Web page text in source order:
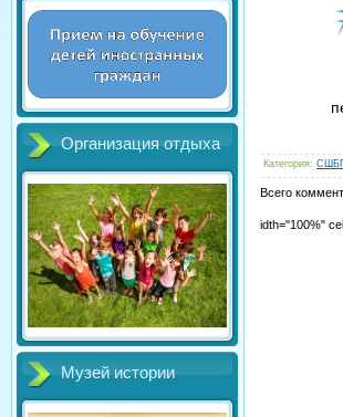
Организация отдыха
Музей истории
Категория:
Всего
idth="100%"